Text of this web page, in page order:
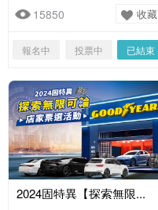
15850 收藏
報名中 投票中 已結束
2024固特異【探索無限...